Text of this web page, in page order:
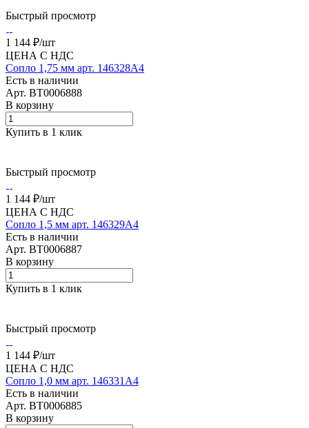
Быстрый просмотр
1 144 ₽/шт
ЦЕНА С НДС
Сопло 1,75 мм арт. 146328A4
Есть в наличии
Арт. BT0006888
В корзину
Купить в 1 клик
Быстрый просмотр
1 144 ₽/шт
ЦЕНА С НДС
Сопло 1,5 мм арт. 146329A4
Есть в наличии
Арт. BT0006887
В корзину
Купить в 1 клик
Быстрый просмотр
1 144 ₽/шт
ЦЕНА С НДС
Сопло 1,0 мм арт. 146331A4
Есть в наличии
Арт. BT0006885
В корзину